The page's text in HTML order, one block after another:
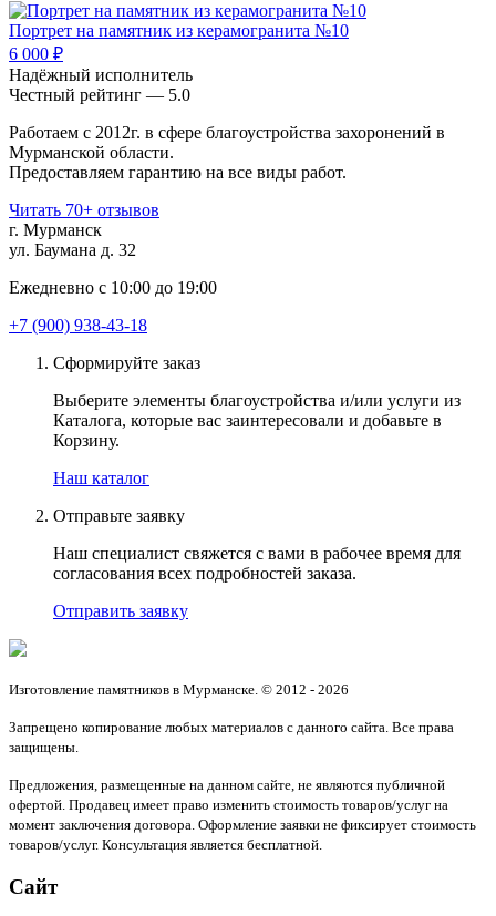
Портрет на памятник из керамогранита №10
6 000 ₽
Надёжный исполнитель
Чеcтный рейтинг — 5.0
Работаем с 2012г. в сфере благоустройства захоронений в
Мурманской области.
Предоставляем гарантию на все виды работ.
Читать 70+ отзывов
г. Мурманск
ул. Баумана д. 32
Ежедневно с 10:00 до 19:00
+7 (900) 938-43-18
Сформируйте заказ
Выберите элементы благоустройства и/или услуги из
Каталога, которые вас заинтересовали и добавьте в
Корзину.
Наш каталог
Отправьте заявку
Наш специалист свяжется с вами в рабочее время для
согласования всех подробностей заказа.
Отправить заявку
Изготовление памятников в Мурманске. © 2012 - 2026
Запрещено копирование любых материалов с данного сайта. Все права
защищены.
Предложения, размещенные на данном сайте, не являются публичной
офертой. Продавец имеет право изменить стоимость товаров/услуг на
момент заключения договора. Оформление заявки не фиксирует стоимость
товаров/услуг. Консультация является бесплатной.
Сайт